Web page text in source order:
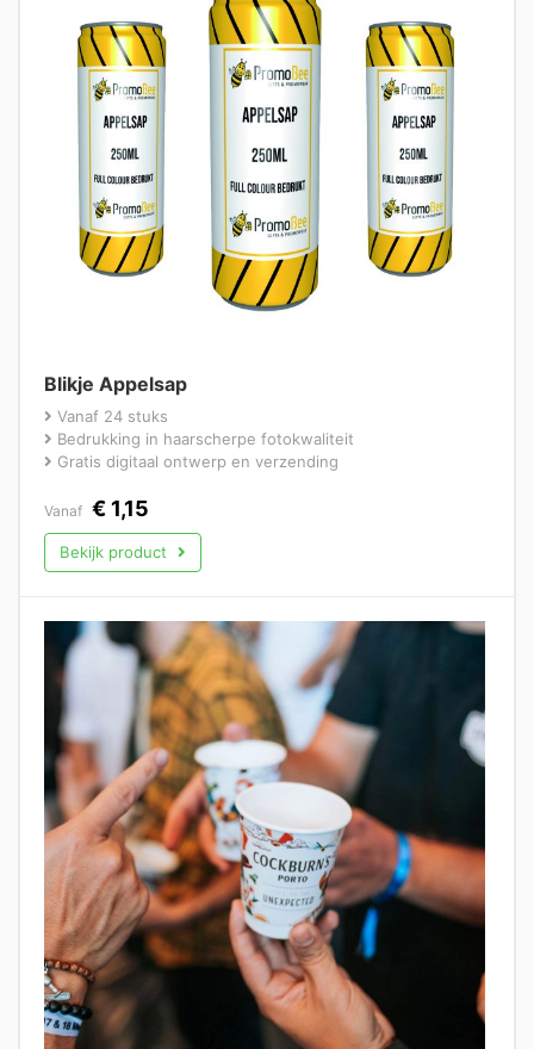
Blikje Appelsap
Vanaf 24 stuks
Bedrukking in haarscherpe fotokwaliteit
Gratis digitaal ontwerp en verzending
Vanaf € 1,15
Bekijk product